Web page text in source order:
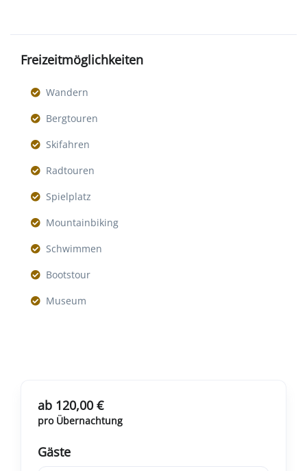
Freizeitmöglichkeiten
Wandern
Bergtouren
Skifahren
Radtouren
Spielplatz
Mountainbiking
Schwimmen
Bootstour
Museum
ab 120,00 €
pro Übernachtung
Gäste